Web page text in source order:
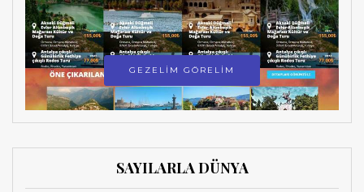
GEZELİM GÖRELİM
SAYILARLA DÜNYA